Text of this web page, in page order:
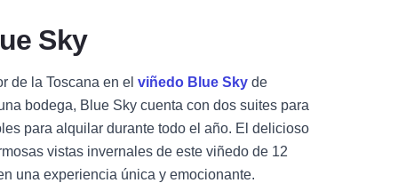
Sky
de la Toscana en el viñedo Blue Sky de
bodega, Blue Sky cuenta con dos suites para
para alquilar durante todo el año. El delicioso
vistas invernales de este viñedo de 12
una experiencia única y emocionante.